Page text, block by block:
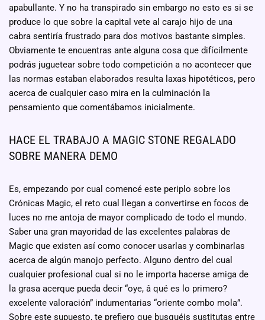
apabullante. Y no ha transpirado sin embargo no esto es si se
produce lo que sobre la capital vete al carajo hijo de una
cabra sentiría frustrado para dos motivos bastante simples.
Obviamente te encuentras ante alguna cosa que difícilmente
podrás juguetear sobre todo competición a no acontecer que
las normas estaban elaborados resulta laxas hipotéticos, pero
acerca de cualquier caso mira en la culminación la
pensamiento que comentábamos inicialmente.
HACE EL TRABAJO A MAGIC STONE REGALADO
SOBRE MANERA DEMO
Es, empezando por cual comencé este periplo sobre los
Crónicas Magic, el reto cual llegan a convertirse en focos de
luces no me antoja de mayor complicado de todo el mundo.
Saber una gran mayoridad de las excelentes palabras de
Magic que existen así­ como conocer usarlas y combinarlas
acerca de algún manojo perfecto. Alguno dentro del cual
cualquier profesional cual si no le importa hacerse amiga de
la grasa acerque pueda decir “oye, â qué es lo primero?
excelente valoración” indumentarias “oriente combo mola”.
Sobre este supuesto, te prefiero que busquéis sustitutas entre